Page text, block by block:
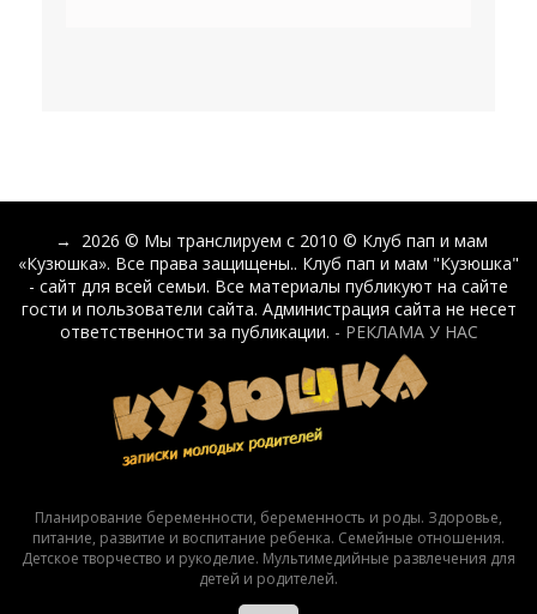
→ 2026 © Мы транслируем с 2010 © Клуб пап и мам
«Кузюшка». Все права защищены.. Клуб пап и мам "Кузюшка"
- сайт для всей семьи. Все материалы публикуют на сайте
гости и пользователи сайта. Администрация сайта не несет
ответственности за публикации. - РЕКЛАМА У НАС
Планирование беременности, беременность и роды. Здоровье,
питание, развитие и воспитание ребенка. Семейные отношения.
Детское творчество и рукоделие. Мультимедийные развлечения для
детей и родителей.